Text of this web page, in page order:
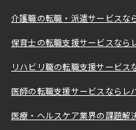
介護職の転職・派遣サービスな
保育士の転職支援サービスなら
リハビリ職の転職支援サービス
医師の転職支援サービスならレ
医療・ヘルスケア業界の課題解